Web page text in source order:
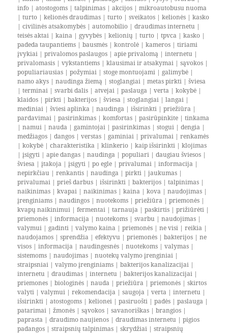
info |atostogoms |talpinimas |akcijos |mikroautobusu nuoma
|turto |kelionės draudimas |turto |sveikatos |kelionės |kasko
|civilinės atsakomybės |automobilio |draudimas internetu |
teisės aktai |kaina | gyvybės |kelionių |turto |tpvca |kasko |
padeda taupantiems |bausmės |kontrolė |kameros |tiriami
įvykiai |privalomos paslaugos |apie privalomą |internetu |
privalomasis |vykstantiems |klausimai ir atsakymai |sąvokos |
populiariausias |požymiai |stoge montuojami | galimybė |
namo akys |naudinga žiemą |stoglangiai |metas pirkti |šviesa
|terminai |svarbi dalis |atvejai |paslauga |verta |kokybė |
klaidos |pirkti |bakterijos |šviesa |stoglangiai |langai |
mediniai |šviesi aplinka |naudinga |išsirinkti |priežiūra |
pardavimai |pasirinkimas |komfortas |pasirūpinkite |tinkama
|namui |nauda | gamintojai |pasirinkimas |stogui |dengia |
medžiagos |dangos |verstas | gaminiai |privalumai |renkamės
|kokybė |charakteristika |klinkerio |kaip išsirinkti |klojimas
|įsigyti |apie dangas |naudinga |populiari |daugiau šviesos |
šviesa |įtakoja |įsigyti |po egle |privalumai |informacija |
nepirkčiau |renkantis |naudinga |pirkti |jaukumas |
privalumai |prieš darbus |išsirinkti |bakterijos |talpinimas |
naikinimas |kvapai |naikinimas |kaina |kova |naudojimas |
įrenginiams |naudingos |nuotekoms |priežiūra |priemonės |
kvapų naikinimui |fermentai |tarnauja |paskirtis |prižiūrėti |
priemonės |informacija |nuotekoms |svarbu |naudojimas |
valymui | gadinti |valymo kaina |priemonės |ne visi |reikia |
naudojamos |sprendžia |efektyvu |priemonės |bakterijos |ne
visos |informacija |naudingesnės |nuotekoms |valymas |
sistemoms |naudojimas |nuotekų valymo įrenginiai |
straipsniai |valymo įrenginiams |bakterijos kanalizacijai |
internetu |draudimas |internetu |bakterijos kanalizacijai |
priemones |biologinės |nauda |priežiūra |priemonės |skirtos
valyti |valymui |rekomendacija |saugoja |verta |internetu |
išsirinkti |atostogoms |kelionei |pasiruošti |padės |paslauga |
patarimai |žmonės |sąvokos |savanoriškas |brangios |
paprasta |draudimo naujienos |draudimas internetu |pigios
padangos |straipsnių talpinimas |skrydžiai |straipsnių